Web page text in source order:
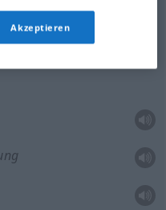
Akzeptieren